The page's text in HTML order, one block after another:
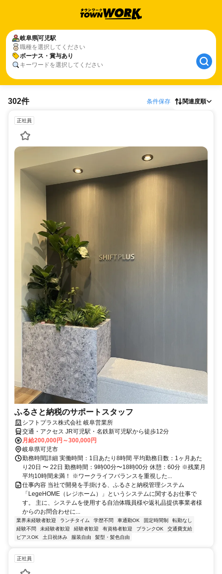
岐阜県可児駅
職種を選択してください
ボーナス・賞与あり
キーワードを選択してください
302件 条件保存 関連度順
正社員
ふるさと納税のサポートスタッフ
シフトプラス株式会社 岐阜営業所
交通・アクセス JR可児駅・名鉄新可児駅から徒歩12分
月給200,000円～300,000円
岐阜県可児市
勤務時間詳細 実働時間：1日あたり8時間 平均勤務日数：1ヶ月あた
り20日 〜 22日 勤務時間：9時00分〜18時00分 休憩：60分 ※残業月
平均10時間未満！ ※ワークライフバランスを重視した...
仕事内容 当社で開発を手掛ける、ふるさと納税管理システム
「LegeHOME（レジホーム）」というシステムに関するお仕事で
す。 主に、システムを使用する自治体職員様や返礼品提供事業者様
からのお問合わせに...
業界未経験者歓迎 ランチタイム 学歴不問 車通勤OK 固定時間制
転勤なし
経験不問
未経験者歓迎 経験者歓迎 有資格者歓迎 ブランクOK
交通費支給
ピアスOK
土日祝休み 服装自由 髪型・髪色自由
正社員